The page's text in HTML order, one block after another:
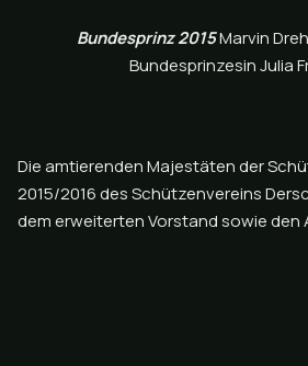
Bundesprinz 2015Marvin
Bundesprinzesin Julia
Die amtierenden Majestäten der
2015/2016 des Schützenvereins
dem erweiterten Vorstand sowie den